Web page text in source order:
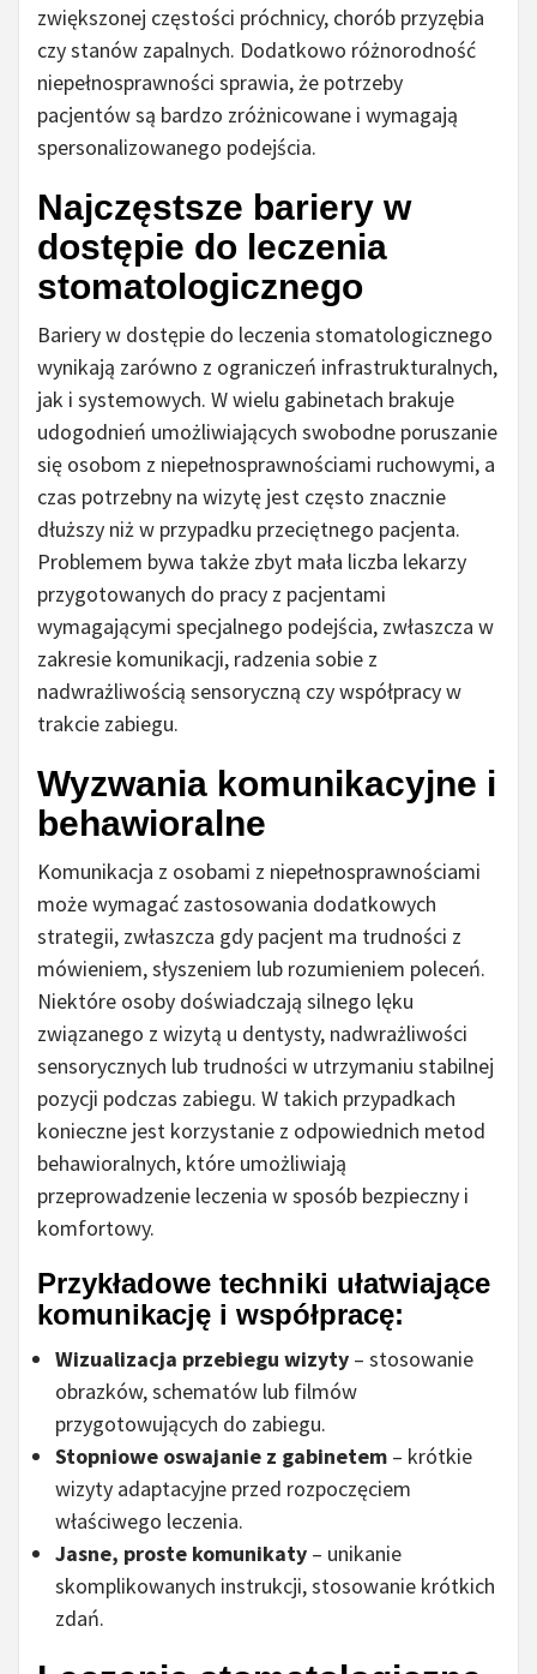
zwiększonej częstości próchnicy, chorób przyzębia
czy stanów zapalnych. Dodatkowo różnorodność
niepełnosprawności sprawia, że potrzeby
pacjentów są bardzo zróżnicowane i wymagają
spersonalizowanego podejścia.
Najczęstsze bariery w
dostępie do leczenia
stomatologicznego
Bariery w dostępie do leczenia stomatologicznego
wynikają zarówno z ograniczeń infrastrukturalnych,
jak i systemowych. W wielu gabinetach brakuje
udogodnień umożliwiających swobodne poruszanie
się osobom z niepełnosprawnościami ruchowymi, a
czas potrzebny na wizytę jest często znacznie
dłuższy niż w przypadku przeciętnego pacjenta.
Problemem bywa także zbyt mała liczba lekarzy
przygotowanych do pracy z pacjentami
wymagającymi specjalnego podejścia, zwłaszcza w
zakresie komunikacji, radzenia sobie z
nadwrażliwością sensoryczną czy współpracy w
trakcie zabiegu.
Wyzwania komunikacyjne i
behawioralne
Komunikacja z osobami z niepełnosprawnościami
może wymagać zastosowania dodatkowych
strategii, zwłaszcza gdy pacjent ma trudności z
mówieniem, słyszeniem lub rozumieniem poleceń.
Niektóre osoby doświadczają silnego lęku
związanego z wizytą u dentysty, nadwrażliwości
sensorycznych lub trudności w utrzymaniu stabilnej
pozycji podczas zabiegu. W takich przypadkach
konieczne jest korzystanie z odpowiednich metod
behawioralnych, które umożliwiają
przeprowadzenie leczenia w sposób bezpieczny i
komfortowy.
Przykładowe techniki ułatwiające
komunikację i współpracę:
Wizualizacja przebiegu wizyty – stosowanie
obrazków, schematów lub filmów
przygotowujących do zabiegu.
Stopniowe oswajanie z gabinetem – krótkie
wizyty adaptacyjne przed rozpoczęciem
właściwego leczenia.
Jasne, proste komunikaty – unikanie
skomplikowanych instrukcji, stosowanie krótkich
zdań.